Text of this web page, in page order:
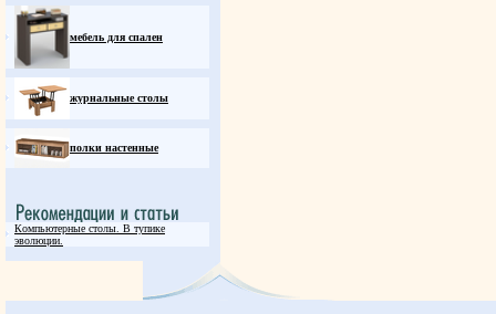
мебель для спален
журнальные столы
полки настенные
Компьютерные столы. В тупике
эволюции.